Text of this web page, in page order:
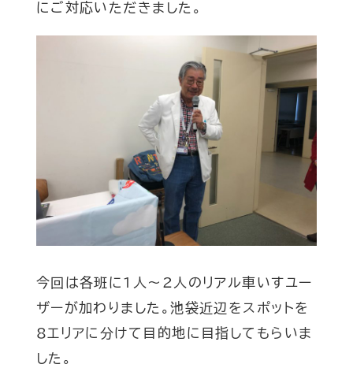
にご対応いただきました。
今回は各班に1人〜2人のリアル車いすユー
ザーが加わりました。池袋近辺をスポットを
8エリアに分けて目的地に目指してもらいま
した。